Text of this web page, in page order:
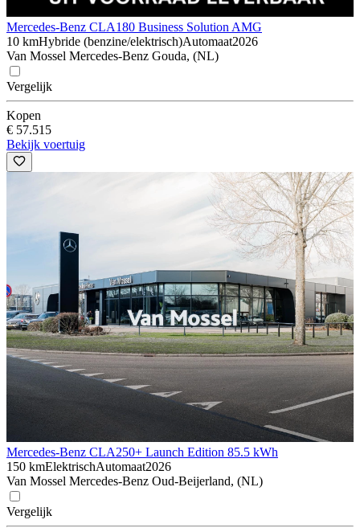
Mercedes-Benz CLA180 Business Solution AMG
10 kmHybride (benzine/elektrisch)Automaat2026
Van Mossel Mercedes-Benz Gouda, (NL)
Vergelijk
Kopen
€ 57.515
Bekijk voertuig
Mercedes-Benz CLA250+ Launch Edition 85.5 kWh
150 kmElektrischAutomaat2026
Van Mossel Mercedes-Benz Oud-Beijerland, (NL)
Vergelijk